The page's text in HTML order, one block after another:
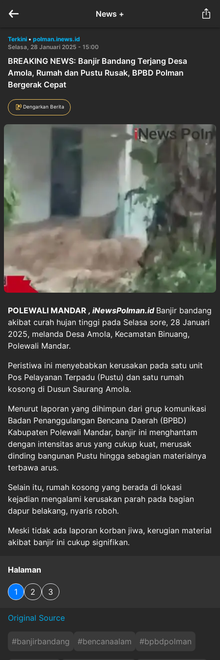
News +
Terkini • polman.inews.id
Selasa, 28 Januari 2025 - 15:00
BREAKING NEWS: Banjir Bandang Terjang Desa
Amola, Rumah dan Pustu Rusak, BPBD Polman
Bergerak Cepat
Dengarkan Berita
POLEWALI MANDAR , iNewsPolman.id Banjir bandang
akibat curah hujan tinggi pada Selasa sore, 28 Januari
2025, melanda Desa Amola, Kecamatan Binuang,
Polewali Mandar.
Peristiwa ini menyebabkan kerusakan pada satu unit
Pos Pelayanan Terpadu (Pustu) dan satu rumah
kosong di Dusun Saurang Amola.
Menurut laporan yang dihimpun dari grup komunikasi
Badan Penanggulangan Bencana Daerah (BPBD)
Kabupaten Polewali Mandar, banjir ini menghantam
dengan intensitas arus yang cukup kuat, merusak
dinding bangunan Pustu hingga sebagian materialnya
terbawa arus.
Selain itu, rumah kosong yang berada di lokasi
kejadian mengalami kerusakan parah pada bagian
dapur belakang, nyaris roboh.
Meski tidak ada laporan korban jiwa, kerugian material
akibat banjir ini cukup signifikan.
Halaman
1 2 3
Original Source
#banjirbandang #bencanaalam #bpbdpolman